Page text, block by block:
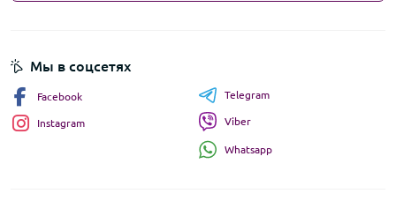
Мы в соцсетях
Facebook
Instagram
Telegram
Viber
Whatsapp